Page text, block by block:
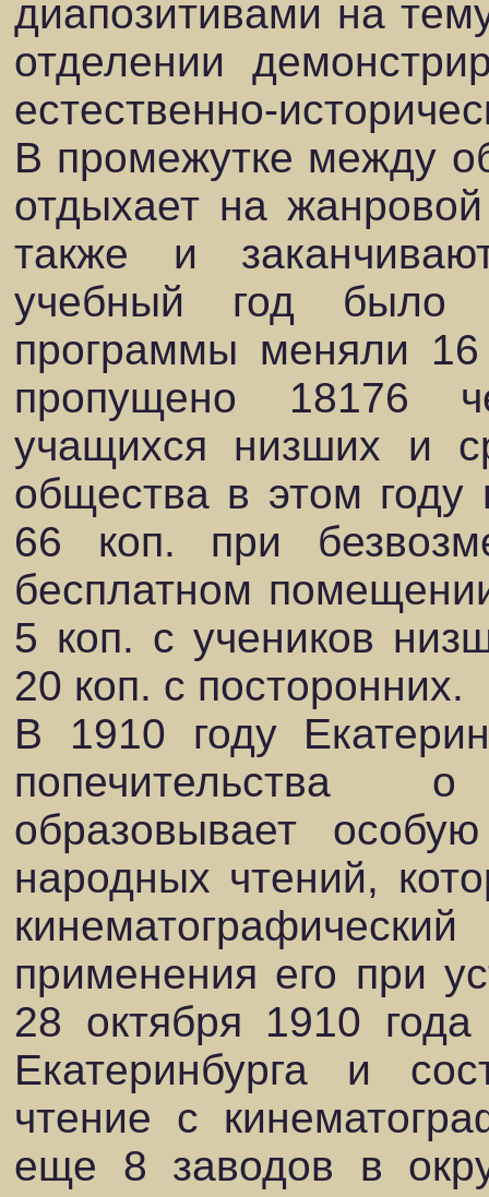
диапозитивами на
отделении
естественно-
В промежутке между
отдыхает на
также и
учебный год было
программы меняли
пропущено 18176
учащихся низших и
общества в этом
66 коп. при
бесплатном
5 коп. с учеников
20 коп. с посторонних.
В 1910 году
попечительства
образовывает
народных чтений,
применения его при
28 октября 1910
Екатеринбурга и
чтение с
еще 8 заводов в